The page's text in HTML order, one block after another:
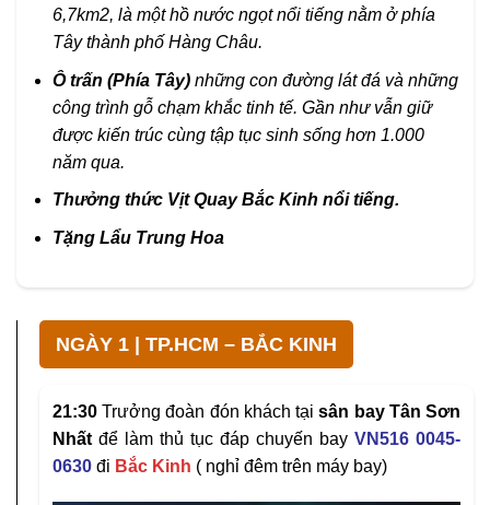
6,7km2, là một hồ nước ngọt nổi tiếng nằm ở phía
Tây thành phố Hàng Châu.
Ô trấn (Phía Tây) những con đường lát đá và những
công trình gỗ chạm khắc tinh tế. Gần như vẫn giữ
được kiến trúc cùng tập tục sinh sống hơn 1.000
năm qua.
Thưởng thức Vịt Quay Bắc Kinh nổi tiếng.
Tặng Lẩu Trung Hoa
NGÀY 1 | TP.HCM – BẮC KINH
21:30 Trưởng đoàn đón khách tạisân bay Tân Sơn
Nhất để làm thủ tục đáp chuyến bay VN516 0045-
0630 đi Bắc Kinh ( nghỉ đêm trên máy bay)